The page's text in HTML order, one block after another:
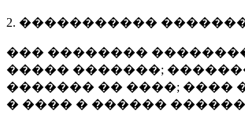
2. �����������
��� ��������
����� �������;
������� �� ����; ����
� ���� � ������